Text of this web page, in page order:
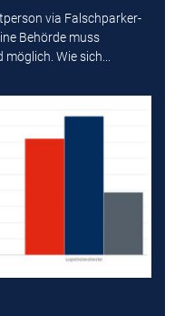
via Falschparker-
Behörde muss
Wie sich...